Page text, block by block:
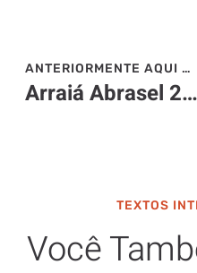
ANTERIORMENTE AQUI NO SITE>>>
Arraiá Abrasel 2025
TEXTOS
Você